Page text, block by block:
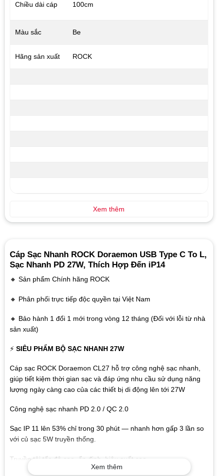
Cáp Sạc Nhanh ROCK Doraemon USB Type C To L,
Sạc Nhanh PD 27W, Thích Hợp Đến iP14
🔸 Sản phẩm Chính hãng ROCK
🔸 Phân phối trực tiếp độc quyền tại Việt Nam
🔸 Bảo hành 1 đổi 1 mới trong vòng 12 tháng (Đối với lỗi từ nhà
sản xuất)
⚡ SIÊU PHẨM BỘ SẠC NHANH 27W
Cáp sạc ROCK Doraemon CL27 hỗ trợ công nghệ sạc nhanh,
giúp tiết kiệm thời gian sạc và đáp ứng nhu cầu sử dụng năng
lượng ngày càng cao của các thiết bị di động lên tới 27W
Công nghệ sạc nhanh PD 2.0 / QC 2.0
Sạc IP 11 lên 53% chỉ trong 30 phút — nhanh hơn gấp 3 lần so
với củ sạc 5W truyền thống.
Truyền tải tốc độ cao, ổn định, hiệu suất cao.
Xem thêm
Chiều dài cáp 100cm
Màu sắc Be
Hãng sản xuất ROCK
Xem thêm